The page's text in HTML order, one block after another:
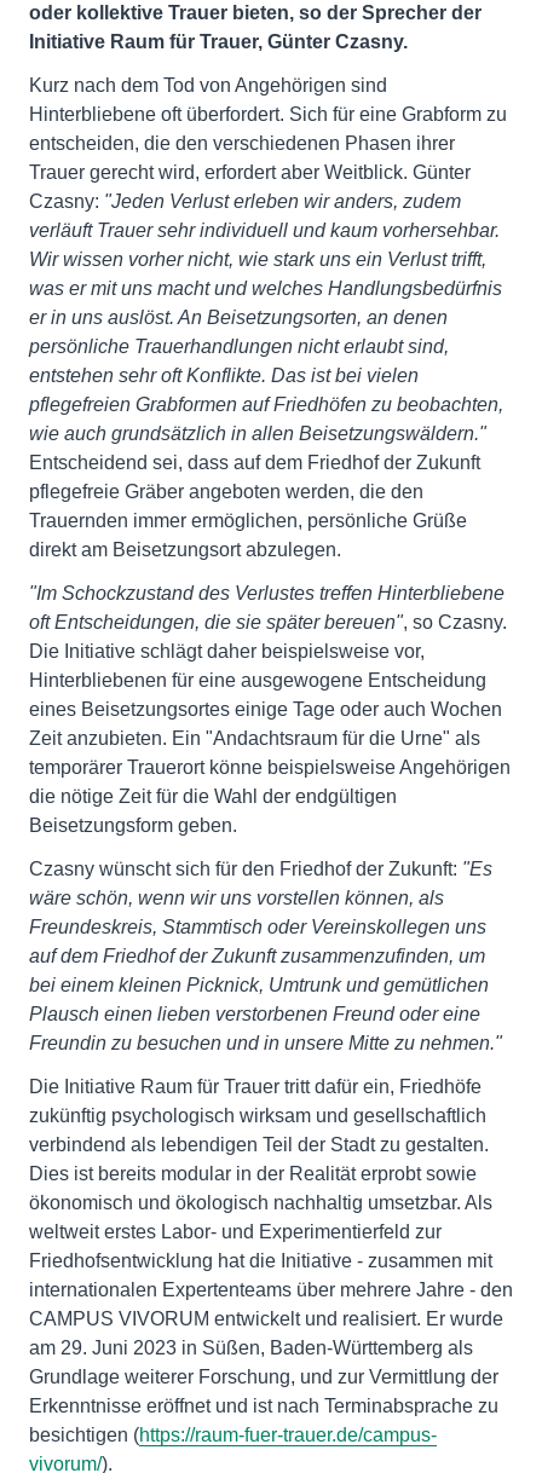
oder kollektive Trauer bieten, so der Sprecher der
Initiative Raum für Trauer, Günter Czasny.
Kurz nach dem Tod von Angehörigen sind
Hinterbliebene oft überfordert. Sich für eine Grabform zu
entscheiden, die den verschiedenen Phasen ihrer
Trauer gerecht wird, erfordert aber Weitblick. Günter
Czasny: "Jeden Verlust erleben wir anders, zudem
verläuft Trauer sehr individuell und kaum vorhersehbar.
Wir wissen vorher nicht, wie stark uns ein Verlust trifft,
was er mit uns macht und welches Handlungsbedürfnis
er in uns auslöst. An Beisetzungsorten, an denen
persönliche Trauerhandlungen nicht erlaubt sind,
entstehen sehr oft Konflikte. Das ist bei vielen
pflegefreien Grabformen auf Friedhöfen zu beobachten,
wie auch grundsätzlich in allen Beisetzungswäldern."
Entscheidend sei, dass auf dem Friedhof der Zukunft
pflegefreie Gräber angeboten werden, die den
Trauernden immer ermöglichen, persönliche Grüße
direkt am Beisetzungsort abzulegen.
"Im Schockzustand des Verlustes treffen Hinterbliebene
oft Entscheidungen, die sie später bereuen", so Czasny.
Die Initiative schlägt daher beispielsweise vor,
Hinterbliebenen für eine ausgewogene Entscheidung
eines Beisetzungsortes einige Tage oder auch Wochen
Zeit anzubieten. Ein "Andachtsraum für die Urne" als
temporärer Trauerort könne beispielsweise Angehörigen
die nötige Zeit für die Wahl der endgültigen
Beisetzungsform geben.
Czasny wünscht sich für den Friedhof der Zukunft: "Es
wäre schön, wenn wir uns vorstellen können, als
Freundeskreis, Stammtisch oder Vereinskollegen uns
auf dem Friedhof der Zukunft zusammenzufinden, um
bei einem kleinen Picknick, Umtrunk und gemütlichen
Plausch einen lieben verstorbenen Freund oder eine
Freundin zu besuchen und in unsere Mitte zu nehmen."
Die Initiative Raum für Trauer tritt dafür ein, Friedhöfe
zukünftig psychologisch wirksam und gesellschaftlich
verbindend als lebendigen Teil der Stadt zu gestalten.
Dies ist bereits modular in der Realität erprobt sowie
ökonomisch und ökologisch nachhaltig umsetzbar. Als
weltweit erstes Labor- und Experimentierfeld zur
Friedhofsentwicklung hat die Initiative - zusammen mit
internationalen Expertenteams über mehrere Jahre - den
CAMPUS VIVORUM entwickelt und realisiert. Er wurde
am 29. Juni 2023 in Süßen, Baden-Württemberg als
Grundlage weiterer Forschung, und zur Vermittlung der
Erkenntnisse eröffnet und ist nach Terminabsprache zu
besichtigen (https://raum-fuer-trauer.de/campus-
vivorum/).